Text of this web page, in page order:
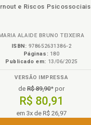
e Riscos Psicossociais
MARIA ALAIDE BRUNO TEIXEIRA
ISBN: 978652631386-2
Páginas: 180
Publicado em: 13/06/2025
VERSÃO IMPRESSA
de R$ 89,90* por
R$ 80,91
em 3x de R$ 26,97